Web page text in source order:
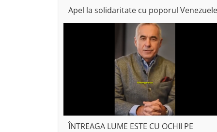
Apel la solidaritate cu poporul
ÎNTREAGA LUME ESTE CU OCHII PE